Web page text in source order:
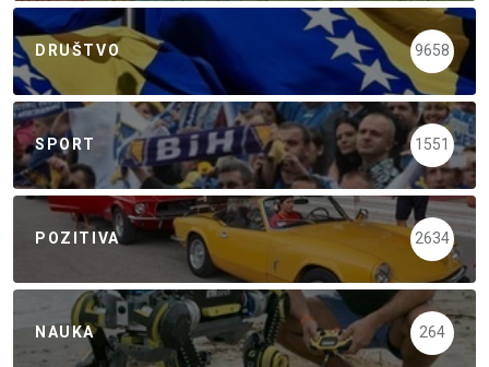
DRUŠTVO 9658
SPORT 1551
POZITIVA 2634
NAUKA 264